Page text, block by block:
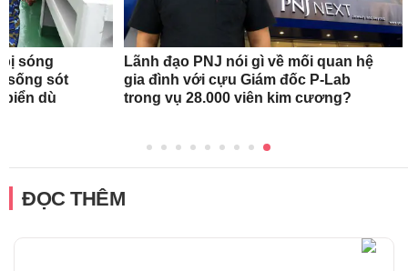
sóng
sống sót
biển dù
Lãnh đạo PNJ nói gì về mối quan hệ
gia đình với cựu Giám đốc P-Lab
trong vụ 28.000 viên kim cương?
ĐỌC THÊM